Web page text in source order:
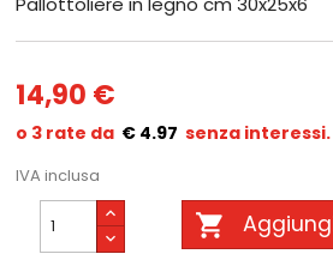
14,90 €
€ 4.97
IVA inclusa
